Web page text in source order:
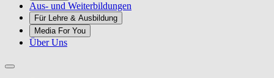
Aus- und Weiterbildungen
Für Lehre & Ausbildung
Media For You
Über Uns